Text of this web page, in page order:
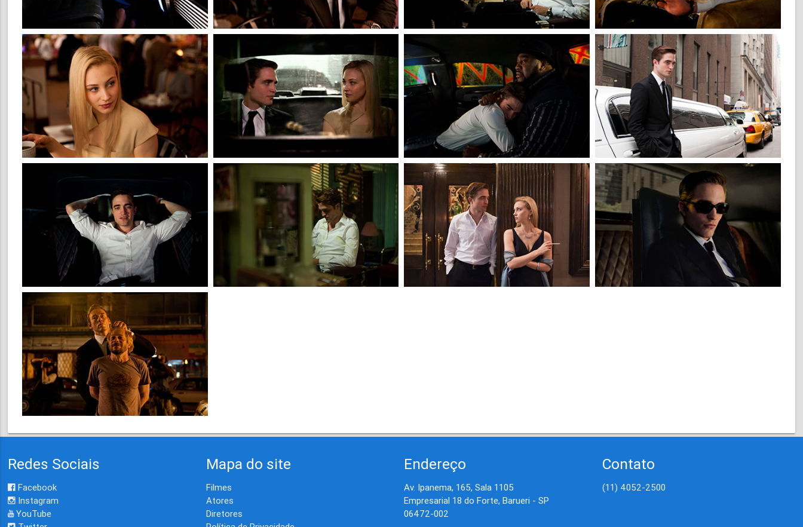
Redes Sociais
Facebook
Instagram
YouTube
Mapa do site
Filmes
Atores
Diretores
Endereço
Av. Ipanema, 165, Sala 1105
Empresarial 18 do Forte, Barueri - SP
06472-002
Contato
(11) 4052-2500